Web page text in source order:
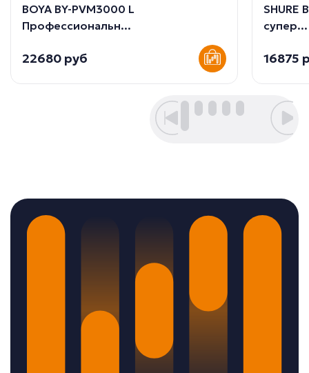
BOYA BY-PVM3000 L
Профессиональн...
22680 руб
SHURE
супер...
16875